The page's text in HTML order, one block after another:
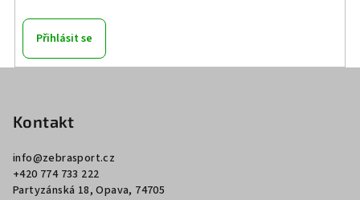
Přihlásit se
Kontakt
info@zebrasport.cz
+420 774 733 222
Partyzánská 18, Opava, 74705